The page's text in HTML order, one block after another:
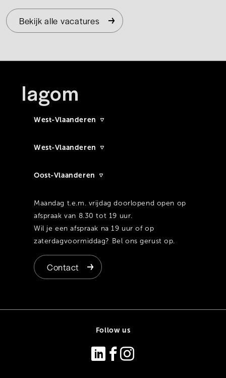
Bekijk alle vacatures
West-Vlaanderen
West-Vlaanderen
Oost-Vlaanderen
Maandag t.e.m. vrijdag doorlopend open op
afspraak van 8.30 tot 19 uur.
Wil je een afspraak na 19 uur of op
zaterdagvoormiddag? Bel ons gerust op.
Contact
Follow us